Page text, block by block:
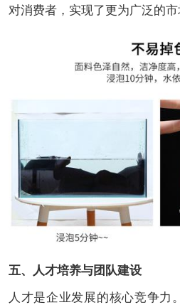
对消费者，实现了更为广泛的市
五、人才培养与团队建设
人才是企业发展的核心竞争力